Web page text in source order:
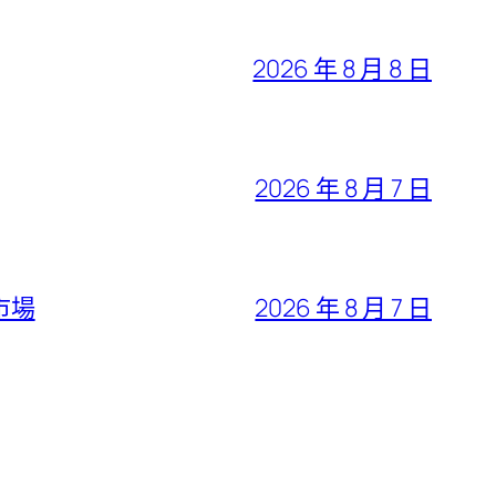
2026 年 8 月 8 日
2026 年 8 月 7 日
場 2026 年 8 月 7 日